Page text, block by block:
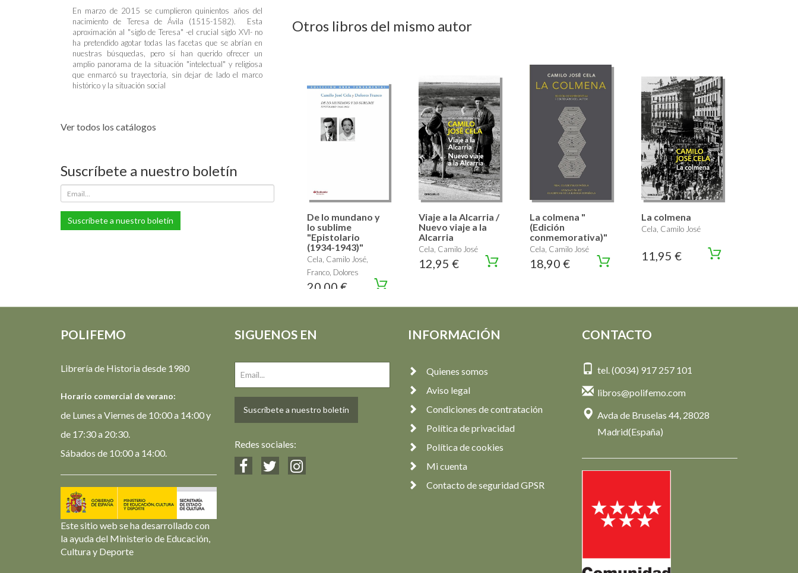
En marzo de 2015 se cumplieron quinientos años del
nacimiento de Teresa de Ávila (1515-1582). Esta
aproximación al "siglo de Teresa" -el crucial siglo XVI- no
ha pretendido agotar todas las facetas que se abrían en
nuestras búsquedas, pero sí han querido ofrecer un
amplio panorama de la situación "intelectual" y religiosa
que enmarcó su trayectoria, sin dejar de lado el marco
histórico y la situación social
Ver todos los catálogos
Suscríbete a nuestro boletín
Suscríbete a nuestro boletín
Otros libros del mismo autor
De lo mundano y
lo sublime
"Epistolario
(1934-1943)"
Cela, Camilo José,
Franco, Dolores
20,00 €
Viaje a la Alcarria /
Nuevo viaje a la
Alcarria
Cela, Camilo José
12,95 €
La colmena "
(Edición
conmemorativa)"
Cela, Camilo José
18,90 €
La colmena
Cela, Camilo José
11,95 €
POLIFEMO
Librería de Historia desde 1980
Horario comercial de verano:
de Lunes a Viernes de 10:00 a 14:00 y
de 17:30 a 20:30.
Sábados de 10:00 a 14:00.
Este sitio web se ha desarrollado con
la ayuda del Ministerio de Educación,
Cultura y Deporte
SIGUENOS EN
Suscríbete a nuestro boletín
Redes sociales:
INFORMACIÓN
Quienes somos
Aviso legal
Condiciones de contratación
Política de privacidad
Política de cookies
Mi cuenta
Contacto de seguridad GPSR
CONTACTO
tel. (0034) 917 257 101
libros@polifemo.com
Avda de Bruselas 44, 28028
Madrid(España)